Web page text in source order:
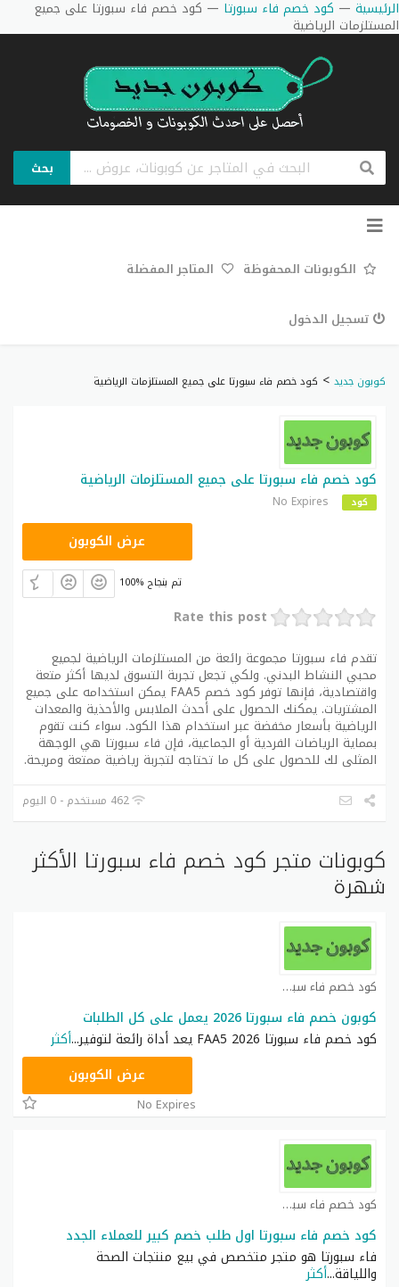
الرئيسية — كود خصم فاء سبورتا — كود خصم فاء سبورتا على جميع
المستلزمات الرياضية
بحث
تخطي
الكوبونات المحفوظة المتاجر المفضلة
تسجيل الدخول
كوبون جديد > كود خصم فاء سبورتا على جميع المستلزمات الرياضية
كود خصم فاء سبورتا على جميع المستلزمات الرياضية
كود No Expires
عرض الكوبون
100% تم بنجاح
Rate this post
تقدم فاء سبورتا مجموعة رائعة من المستلزمات الرياضية لجميع
محبي النشاط البدني. ولكي تجعل تجربة التسوق لديها أكثر متعة
واقتصادية، فإنها توفر كود خصم FAA5 يمكن استخدامه على جميع
المشتريات. يمكنك الحصول على أحدث الملابس والأحذية والمعدات
الرياضية بأسعار مخفضة عبر استخدام هذا الكود. سواء كنت تقوم
بمماية الرياضات الفردية أو الجماعية، فإن فاء سبورتا هي الوجهة
المثلى لك للحصول على كل ما تحتاجه لتجربة رياضية ممتعة ومريحة.
462 مستخدم - 0 اليوم
كوبونات متجر كود خصم فاء سبورتا الأكثر
شهرة
كود خصم فاء سبورتا كوبون
كوبون خصم فاء سبورتا 2026 يعمل على كل الطلبات
كود خصم فاء سبورتا 2026 FAA5 يعد أداة رائعة لتوفير
...أكثر
عرض الكوبون
No Expires
كود خصم فاء سبورتا كوبون
كود خصم فاء سبورتا اول طلب خصم كبير للعملاء الجدد
فاء سبورتا هو متجر متخصص في بيع منتجات الصحة
واللياقة...أكثر